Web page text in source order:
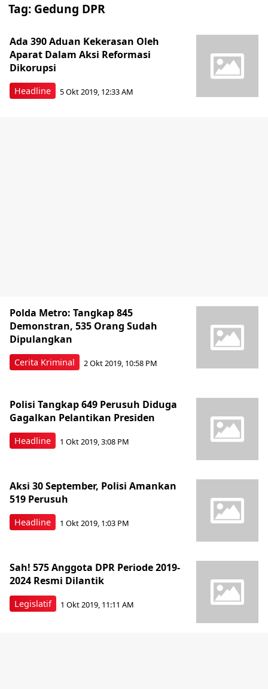
Tag: Gedung DPR
Headline
Ada 390 Aduan Kekerasan Oleh
Aparat Dalam Aksi Reformasi
Dikorupsi
5 Okt 2019, 12:33 AM
Cerita Kriminal
Polda Metro: Tangkap 845
Demonstran, 535 Orang Sudah
Dipulangkan
2 Okt 2019, 10:58 PM
Headline
Polisi Tangkap 649 Perusuh Diduga
Gagalkan Pelantikan Presiden
1 Okt 2019, 3:08 PM
Headline
Aksi 30 September, Polisi Amankan
519 Perusuh
1 Okt 2019, 1:03 PM
Legislatif
Sah! 575 Anggota DPR Periode 2019-
2024 Resmi Dilantik
1 Okt 2019, 11:11 AM